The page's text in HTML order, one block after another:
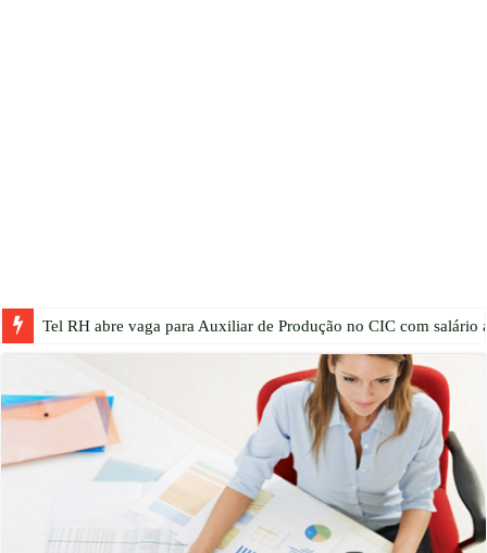
Tel RH abre vaga para Auxiliar de Produção no CIC com salário